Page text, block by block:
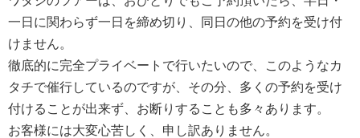
一日に関わらず一日を締め切り、同日の他の予約を受け付
けません。
徹底的に完全プライベートで行いたいので、このようなカ
タチで催行しているのですが、その分、多くの予約を受け
付けることが出来ず、お断りすることも多々あります。
お客様には大変心苦しく、申し訳ありません。